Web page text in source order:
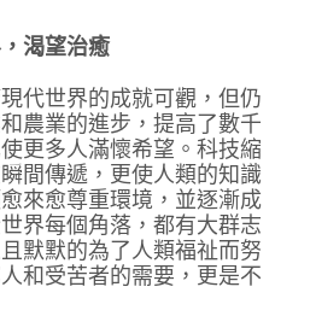
渴望治癒
代世界的成就可觀，但仍
農業的進步，提高了數千
更多人滿懷希望。科技縮
間傳遞，更使人類的知識
來愈尊重環境，並逐漸成
界每個角落，都有大群志
默默的為了人類福祉而努
和受苦者的需要，更是不